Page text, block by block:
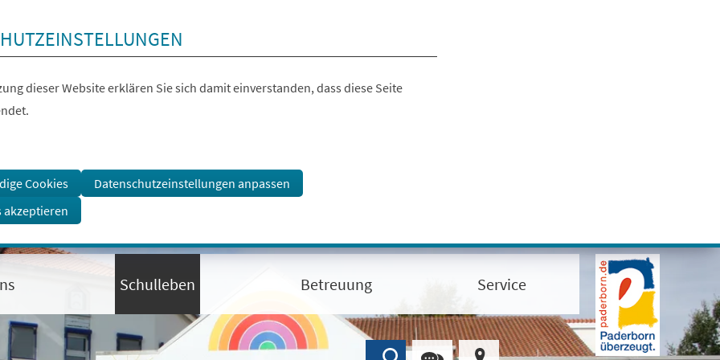
dieser Website erklären Sie sich damit einverstanden, dass diese Seite
Cookies
Datenschutzeinstellungen anpassen
akzeptieren
Schulleben Betreuung Service